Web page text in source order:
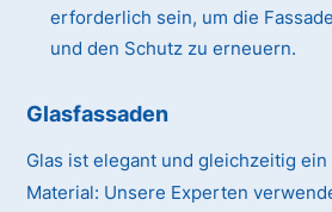
erforderlich sein, um die
und den Schutz zu erneuern.
Glasfassaden
Glas ist elegant und gleichzeitig
Material: Unsere Experten